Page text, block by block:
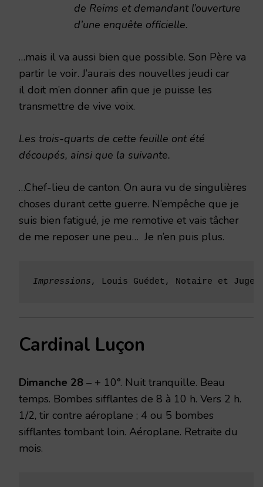
de Reims et demandant l’ouverture
d’une enquête officielle.
…mais il va aussi bien que possible. Son Père va
partir le voir. J’aurais des nouvelles jeudi car
il doit m’en donner afin que je puisse les
transmettre de vive voix.
Les trois-quarts de cette feuille ont été
découpés, ainsi que la suivante.
…Chef-lieu de canton. On aura vu de singulières
choses durant cette guerre. N’empêche que je
suis bien fatigué, je me remotive et vais tâcher
de me reposer une peu… Je n’en puis plus.
Impressions, Louis Guédet, Notaire et
Cardinal Luçon
Dimanche 28 – + 10°. Nuit tranquille. Beau
temps. Bombes sifflantes de 8 à 10 h. Vers 2 h.
1/2, tir contre aéroplane ; 4 ou 5 bombes
sifflantes tom­bant loin. Aéroplane. Retraite du
mois.